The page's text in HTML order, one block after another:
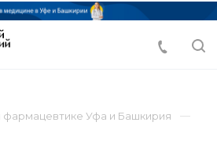
фармацевтике Уфа и Башкирия